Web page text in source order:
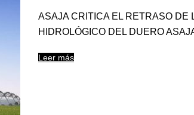
ASAJA CRITICA EL RETRASO DE
HIDROLÓGICO DEL DUERO
Leer más